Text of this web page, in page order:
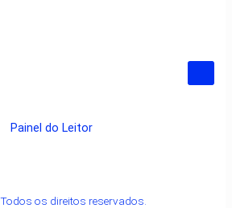
Painel do Leitor
Todos os direitos reservados.